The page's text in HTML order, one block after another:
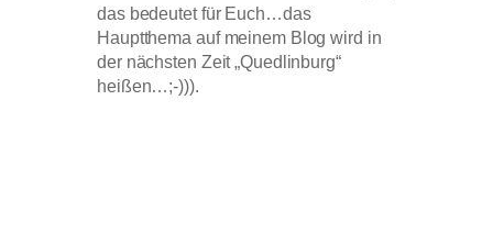
das bedeutet für Euch…das
Hauptthema auf meinem Blog wird in
der nächsten Zeit „Quedlinburg“
heißen…;-))).